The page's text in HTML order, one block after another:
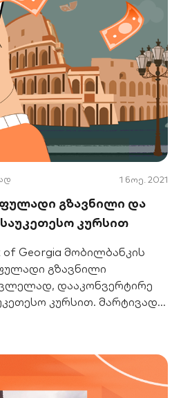
1 ნოე. 2021
გზავნილი და
კურსით
of Georgia მობილბანკის
გზავნილი
დააკონვერტირე
კურსით. მარტივად